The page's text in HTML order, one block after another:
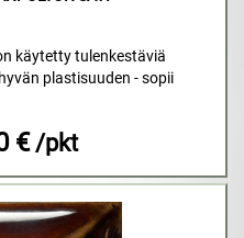
käytetty tulenkestäviä
plastisuuden - sopii
€ /pkt